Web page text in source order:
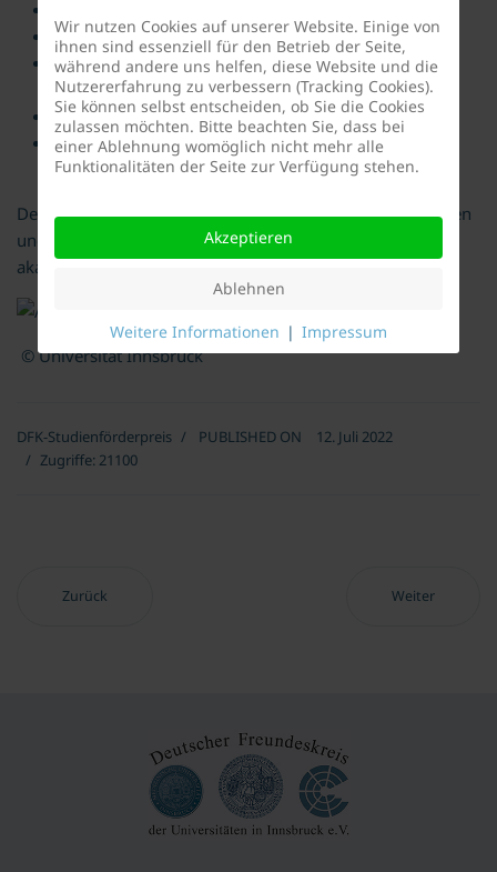
Stefan Hieber, MCI Management Center Innsbruck
Christoph Mayerhofer, Medizinische Universität
Innsbruck
Verena Sperk, Universität Innsbruck
Annalena Wiesend, MCI Management Center
Innsbruck
Der Deuche Freundeskreis gratuliert den Preisträger/-innen
und wünscht Ihnen für Ihre weitere berufliche und
akademische Laufbahn viel Erfolg.
© Universität Innsbruck
DFK-Studienförderpreis PUBLISHED ON
12. Juli 2022
Zugriffe: 21100
Vorheriger Beitrag: Jahr 2015
Zurück Nächster
Weiter
Wir nutzen Cookies auf unserer Website. Einige von
ihnen sind essenziell für den Betrieb der Seite,
während andere uns helfen, diese Website und die
Nutzererfahrung zu verbessern (Tracking Cookies).
Sie können selbst entscheiden, ob Sie die Cookies
zulassen möchten. Bitte beachten Sie, dass bei
einer Ablehnung womöglich nicht mehr alle
Funktionalitäten der Seite zur Verfügung stehen.
Akzeptieren
Ablehnen
Weitere Informationen | Impressum